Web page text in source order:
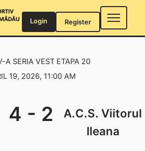
Login Register
A SERIA VEST ETAPA 20
19, 2026, 11:00 AM
4 - 2
A.C.S. Viitorul
Ileana